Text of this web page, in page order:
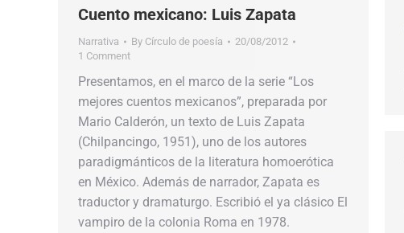
Cuento mexicano: Luis Zapata
Narrativa By Círculo de poesía
20/08/2012
1 Comment
Presentamos, en el marco de la serie “Los
mejores cuentos mexicanos”, preparada por
Mario Calderón, un texto de Luis Zapata
(Chilpancingo, 1951), uno de los autores
paradigmánticos de la literatura homoerótica
en México. Además de narrador, Zapata es
traductor y dramaturgo. Escribió el ya clásico El
vampiro de la colonia Roma en 1978.